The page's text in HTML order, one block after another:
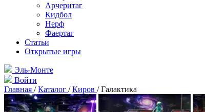
Арчеритаг
Кидбол
Нерф
Фаертаг
Статьи
Открытые игры
Эль-Монте
Войти
Главная /Каталог /Киров /Галактика